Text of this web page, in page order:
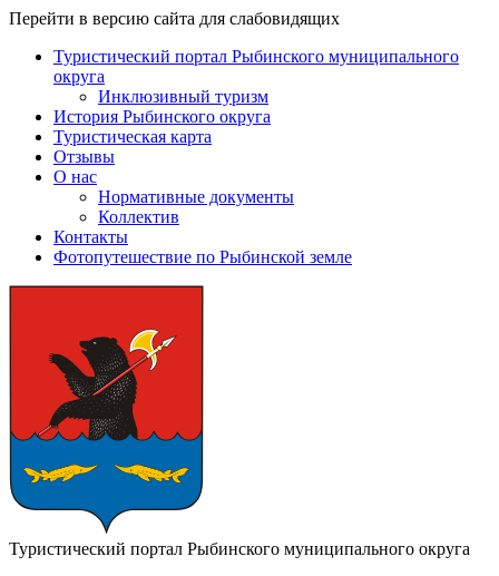
Перейти в версию сайта для слабовидящих
Туристический портал Рыбинского муниципального
округа
Инклюзивный туризм
История Рыбинского округа
Туристическая карта
Отзывы
О нас
Нормативные документы
Коллектив
Контакты
Фотопутешествие по Рыбинской земле
Туристический портал Рыбинского муниципального округа